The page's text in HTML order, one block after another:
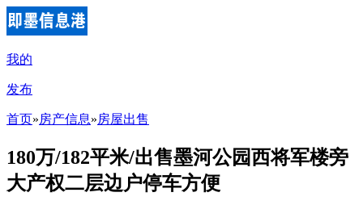
我的
发布
首页»房产信息»房屋出售
180万/182平米/出售墨河公园西将军楼旁
大产权二层边户停车方便